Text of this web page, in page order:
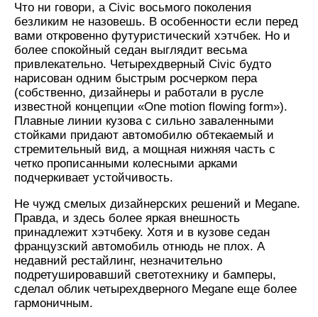
Что ни говори, а Civic восьмого поколения
безликим не назовешь. В особенности если перед
вами откровенно футуристический хэтчбек. Но и
более спокойный седан выглядит весьма
привлекательно. Четырехдверный Civic будто
нарисован одним быстрым росчерком пера
(собственно, дизайнеры и работали в русле
известной концепции «One motion flowing form»).
Плавные линии кузова с сильно заваленными
стойками придают автомобилю обтекаемый и
стремительный вид, а мощная нижняя часть с
четко прописанными колесными арками
подчеркивает устойчивость.
Не чужд смелых дизайнерских решений и Megane.
Правда, и здесь более яркая внешность
принадлежит хэтчбеку. Хотя и в кузове седан
французский автомобиль отнюдь не плох. А
недавний рестайлинг, незначительно
подретушировавший светотехнику и бамперы,
сделал облик четырехдверного Megane еще более
гармоничным.